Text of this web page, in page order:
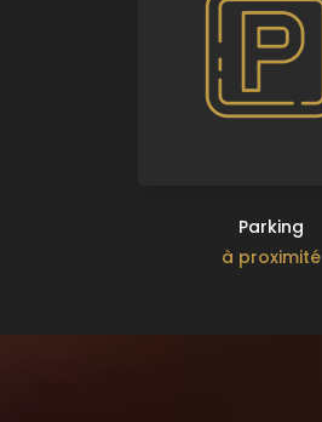
Parking
à proximité